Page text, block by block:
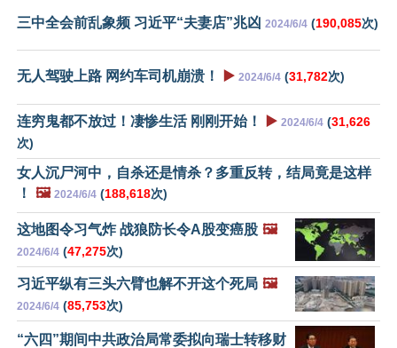
三中全会前乱象频 习近平“夫妻店”兆凶 2024/6/4 (190,085次)
无人驾驶上路 网约车司机崩溃！ ▶️ 2024/6/4 (31,782次)
连穷鬼都不放过！凄惨生活 刚刚开始！ ▶️ 2024/6/4 (31,626
次)
女人沉尸河中，自杀还是情杀？多重反转，结局竟是这样
！
🖼️ 2024/6/4 (188,618次)
这地图令习气炸 战狼防长令A股变癌股 🖼️
2024/6/4 (47,275次)
习近平纵有三头六臂也解不开这个死局 🖼️
2024/6/4 (85,753次)
“六四”期间中共政治局常委拟向瑞士转移财